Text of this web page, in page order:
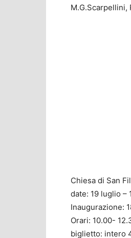
M.G.Scarpellini,
Chiesa di San
date: 19 luglio –
Inaugurazione:
Orari: 10.00-
biglietto: intero